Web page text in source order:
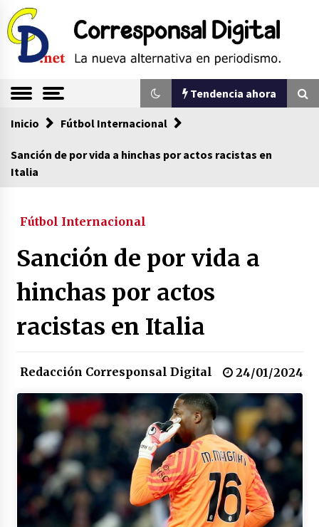
Saltar
al
contenido
Corresponsal
Digital
La nueva alternativa en periodismo
Tendencia ahora
Tendencia ahora
congreso en Colombia
08/03/2026
Corina Machado y su sed de poder
17/01/2026
Irán, donde están los pinches grupos
16/01/2026
Medellín necesita gobernantes con sentido
de pertenencia
15/01/2026
Falcao regresa con el rabo entre las patas
07/01/2026
Inicio Fútbol Internacional
Sanción de por vida a hinchas por actos racistas en
Italia
Fútbol Internacional
Sanción de por vida a
hinchas por actos
racistas en Italia
Redacción Corresponsal Digital 24/01/2024